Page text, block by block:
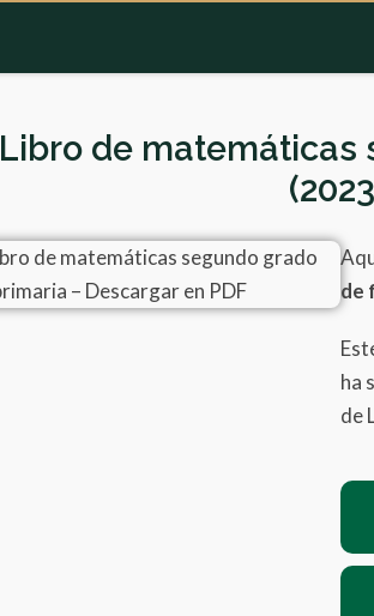
Libro de matemáticas
de
ha
de